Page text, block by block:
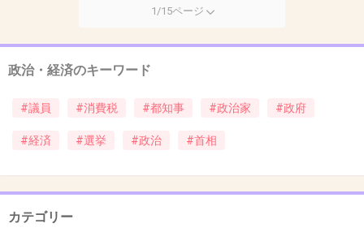
1/15ページ
政治・経済のキーワード
#議員 #消費税 #都知事 #政治家 #政府
#経済 #選挙 #政治 #首相
カテゴリー